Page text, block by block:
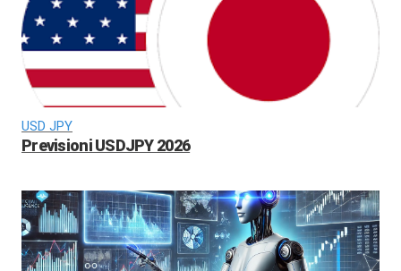
USD JPY
Previsioni USDJPY 2026